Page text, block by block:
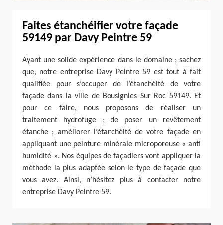
Faites étanchéifier votre façade
59149 par Davy Peintre 59
Ayant une solide expérience dans le domaine ; sachez
que, notre entreprise Davy Peintre 59 est tout à fait
qualifiée pour s’occuper de l’étanchéité de votre
façade dans la ville de Bousignies Sur Roc 59149. Et
pour ce faire, nous proposons de réaliser un
traitement hydrofuge ; de poser un revêtement
étanche ; améliorer l’étanchéité de votre façade en
appliquant une peinture minérale microporeuse « anti
humidité ». Nos équipes de façadiers vont appliquer la
méthode la plus adaptée selon le type de façade que
vous avez. Ainsi, n’hésitez plus à contacter notre
entreprise Davy Peintre 59.